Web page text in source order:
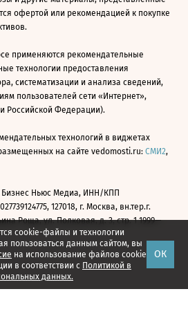
cookie-файлы и технологии
пользоваться данным сайтом, вы
на использование файлов cookie
в соответствии с Политикой в
данных.
ОК
офертой или рекомендацией к покупке
применяются рекомендательные
технологии предоставления
систематизации и анализа сведений,
пользователей сети «Интернет»,
Российской Федерации).
технологий в виджетах
на сайте vedomosti.ru: СМИ2,
Ньюс Медиа, ИНН/КПП
127018, г. Москва, вн.тер.г.
Роща, ул. Полковая, д. 3, стр. 1 1999—